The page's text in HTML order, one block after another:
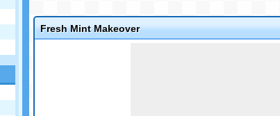
Fresh Mint Makeover